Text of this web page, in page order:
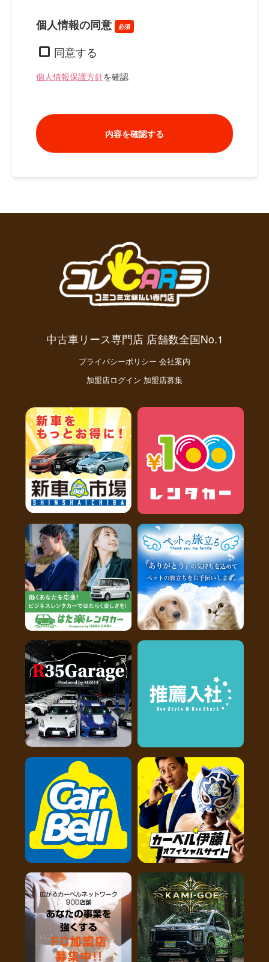
個人情報の同意 必須
同意する
個人情報保護方針を確認
内容を確認する
中古車リース専門店 店舗数全国No.1
プライバシーポリシー 会社案内
加盟店ログイン 加盟店募集